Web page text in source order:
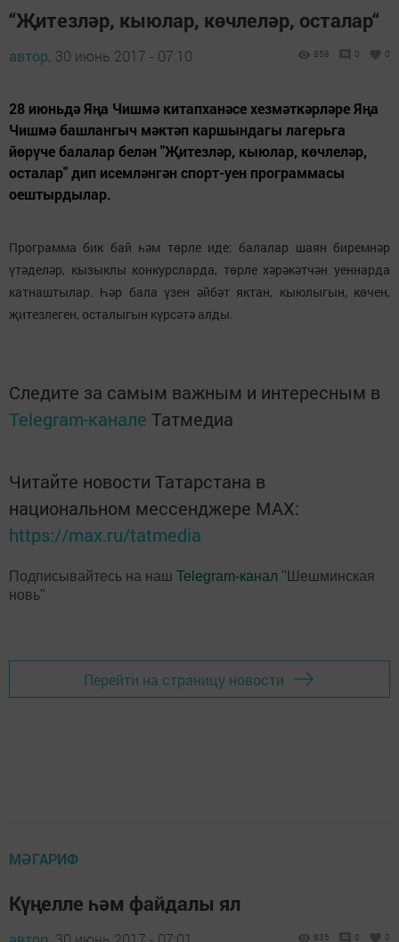
“Җитезләр, кыюлар, көчлеләр, осталар“
автор, 30 июнь 2017 - 07:10 858 0 0
28 июньдә Яңа Чишмә китапханәсе хезмәткәрләре Яңа
Чишмә башлангыч мәктәп каршындагы лагерьга
йөрүче балалар белән "Җитезләр, кыюлар, көчлеләр,
осталар" дип исемләнгән спорт-уен программасы
оештырдылар.
Программа бик бай һәм төрле иде: балалар шаян биремнәр
үтәделәр, кызыклы конкурсларда, төрле хәрәкәтчән уеннарда
катнаштылар. Һәр бала үзен әйбәт яктан, кыюлыгын, көчен,
җитезлеген, осталыгын күрсәтә алды.
Следите за самым важным и интересным в
Telegram-канале Татмедиа
Читайте новости Татарстана в
национальном мессенджере MАХ:
https://max.ru/tatmedia
Подписывайтесь на наш Telegram-канал "Шешминская
новь"
Перейти на страницу новости
МӘГАРИФ
Күңелле һәм файдалы ял
835 0 0